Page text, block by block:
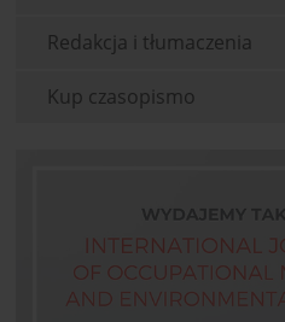
Redakcja i tłumaczenia
Kup czasopismo